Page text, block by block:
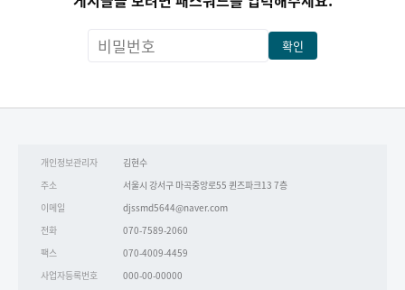
확인
개인정보관리자
김현수
주소
서울시 강서구 마곡중앙로55 퀸즈파크13 7층
이메일
djssmd5644@naver.com
전화
070-7589-2060
팩스
070-4009-4459
사업자등록번호
000-00-00000